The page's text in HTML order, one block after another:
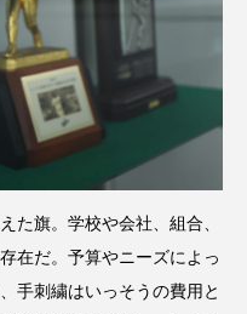
た旗。学校や会社、組合、
在だ。予算やニーズによっ
手刺繍はいっそうの費用と